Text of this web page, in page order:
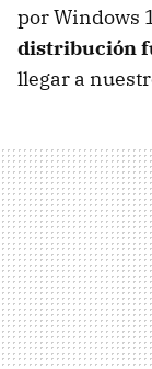
por Windows
distribución
llegar a